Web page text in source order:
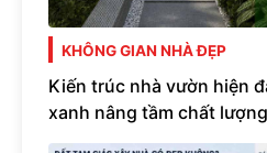
KHÔNG GIAN NHÀ ĐẸP
Kiến trúc nhà vườn hiện
xanh nâng tầm chất